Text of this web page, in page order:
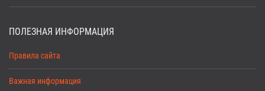
ПОЛЕЗНАЯ ИНФОРМАЦИЯ
Правила сайта
Важная информация